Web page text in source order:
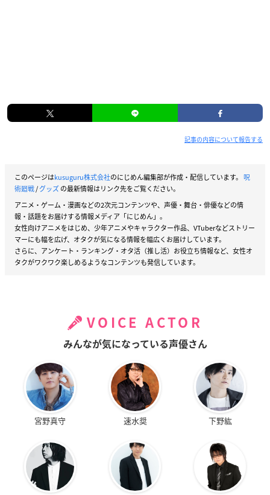
記事の内容について報告する
このページはkusuguru株式会社のにじめん編集部が作成・配信しています。 呪
術廻戦/グッズの最新情報はリンク先をご覧ください。
アニメ・ゲーム・漫画などの2次元コンテンツや、声優・舞台・俳優などの情
報・話題をお届けする情報メディア「にじめん」。
女性向けアニメをはじめ、少年アニメやキャラクター作品、VTuberなどストリー
マーにも幅を広げ、オタクが気になる情報を幅広くお届けしています。
さらに、アンケート・ランキング・オタ活（推し活）お役立ち情報など、女性オ
タクがワクワク楽しめるようなコンテンツも発信しています。
VOICE ACTOR
みんなが気になっている声優さん
宮野真守 速水奨 下野紘